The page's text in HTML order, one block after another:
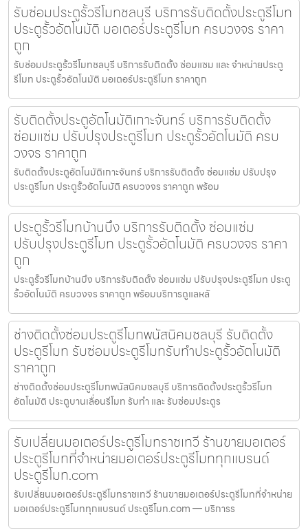
รับซ่อมประตูรั้วรีโมทชลบุรี บริการรับติดตั้งประตูรีโมท
ประตูรั้วอัตโนมัติ มอเตอร์ประตูรีโมท ครบวงจร ราคา
ถูก
รับซ่อมประตูรั้วรีโมทชลบุรี บริการรับติดตั้ง ซ่อมแซม และ จำหน่ายประตู
รีโมท ประตูรั้วอัตโนมัติ มอเตอร์ประตูรีโมท ราคาถูก
รับติดตั้งประตูอัตโนมัติเกาะจันทร์ บริการรับติดตั้ง
ซ่อมแซ่ม ปรับปรุงประตูรีโมท ประตูรั้วอัตโนมัติ ครบ
วงจร ราคาถูก
รับติดตั้งประตูอัตโนมัติเกาะจันทร์ บริการรับติดตั้ง ซ่อมแซ่ม ปรับปรุง
ประตูรีโมท ประตูรั้วอัตโนมัติ ครบวงจร ราคาถูก พร้อม
ประตูรั้วรีโมทบ้านบึง บริการรับติดตั้ง ซ่อมแซ่ม
ปรับปรุงประตูรีโมท ประตูรั้วอัตโนมัติ ครบวงจร ราคา
ถูก
ประตูรั้วรีโมทบ้านบึง บริการรับติดตั้ง ซ่อมแซ่ม ปรับปรุงประตูรีโมท ประตู
รั้วอัตโนมัติ ครบวงจร ราคาถูก พร้อมบริการดูแลหลั
ช่างติดตั้งซ่อมประตูรีโมทพนัสนิคมชลบุรี รับติดตั้ง
ประตูรีโมท รับซ่อมประตูรีโมทรับทำประตูรั้วอัตโนมัติ
ราคาถูก
ช่างติดตั้งซ่อมประตูรีโมทพนัสนิคมชลบุรี บริการติดตั้งประตูรั้วรีโมท
อัตโนมัติ ประตูบานเลื่อนรีโมท รับทำ และ รับซ่อมประตูร
รับเปลี่ยนมอเตอร์ประตูรีโมทราชเทวี ร้านขายมอเตอร์
ประตูรีโมทที่จำหน่ายมอเตอร์ประตูรีโมททุกแบรนด์
ประตูรีโมท.com
รับเปลี่ยนมอเตอร์ประตูรีโมทราชเทวี ร้านขายมอเตอร์ประตูรีโมทที่จำหน่าย
มอเตอร์ประตูรีโมททุกแบรนด์ ประตูรีโมท.com — บริการร